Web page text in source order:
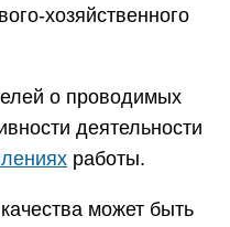
хозяйственного
о проводимых
деятельности
работы.
может быть